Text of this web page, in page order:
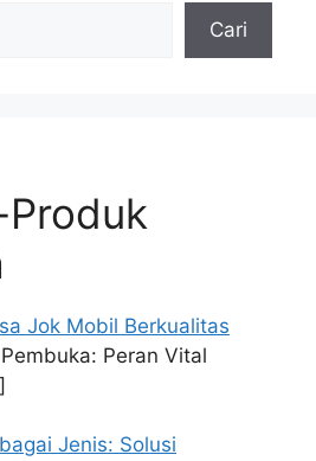
Cari
Jok Mobil Berkualitas
Peran Vital
Jenis: Solusi